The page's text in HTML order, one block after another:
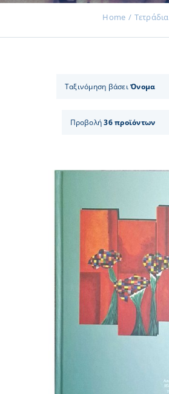
Home Τετράδια
Ταξινόμηση βάσειΌνομα
Προβολή36 προϊόντων